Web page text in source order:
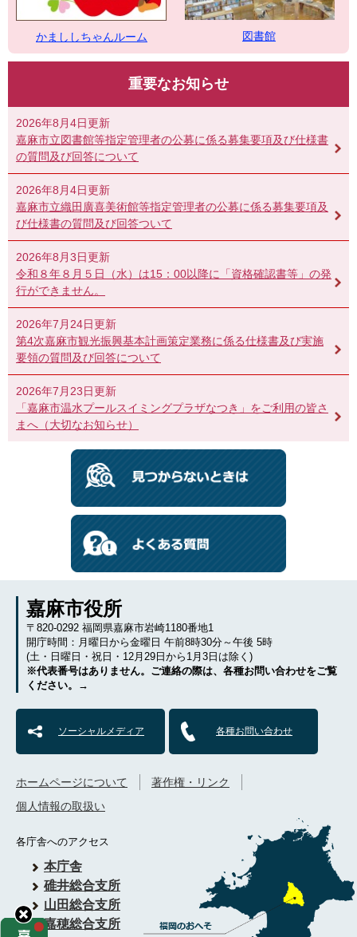
かまししちゃんルーム 図書館
重要なお知らせ
2026年8月4日更新
嘉麻市立図書館等指定管理者の公募に係る募集要項及び仕様書
の質問及び回答について
2026年8月4日更新
嘉麻市立織田廣喜美術館等指定管理者の公募に係る募集要項及
び仕様書の質問及び回答ついて
2026年8月3日更新
令和８年８月５日（水）は15：00以降に「資格確認書等」の発
行ができません。
2026年7月24日更新
第4次嘉麻市観光振興基本計画策定業務に係る仕様書及び実施
要領の質問及び回答について
2026年7月23日更新
「嘉麻市温水プールスイミングプラザなつき」をご利用の皆さ
まへ（大切なお知らせ）
嘉麻市役所
〒820-0292 福岡県嘉麻市岩崎1180番地1
開庁時間：月曜日から金曜日 午前8時30分～午後 5時
(土・日曜日・祝日・12月29日から1月3日は除く)
※代表番号はありません。ご連絡の際は、各種お問い合わせをご覧
ください。→
ソーシャルメディア 各種お問い合わせ
各庁舎へのアクセス
本庁舎
碓井総合支所
山田総合支所
嘉穂総合支所
ホームページについて
著作権・リンク
個人情報の取扱い